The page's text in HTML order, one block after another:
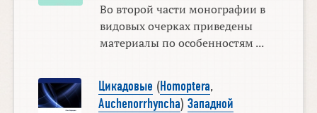
Во второй части монографии в
видовых очерках приведены
материалы по особенностям ...
Цикадовые (Homoptera,
Auchenorrhyncha) Западной